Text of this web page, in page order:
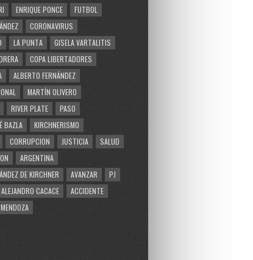
ENRIQUE PONCE
FUTBOL
CORONAVIRUS
LA PUNTA
GISELA VARTALITIS
COPA LIBERTADORES
ALBERTO FERNÁNDEZ
MARTÍN OLIVERO
RIVER PLATE
PASO
BAZLA
KIRCHNERISMO
CORRUPCION JUSTICIA
SALUD
ARGENTINA
DE KIRCHNER
AVANZAR
PJ
ALEJANDRO CACACE
ACCIDENTE
MENDOZA